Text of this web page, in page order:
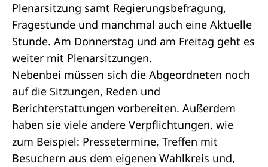
Plenarsitzung samt Regierungsbefragung,
Fragestunde und manchmal auch eine Aktuelle
Stunde. Am Donnerstag und am Freitag geht es
weiter mit Plenarsitzungen.
Nebenbei müssen sich die Abgeordneten noch
auf die Sitzungen, Reden und
Berichterstattungen vorbereiten. Außerdem
haben sie viele andere Verpflichtungen, wie
zum Beispiel: Pressetermine, Treffen mit
Besuchern aus dem eigenen Wahlkreis und,